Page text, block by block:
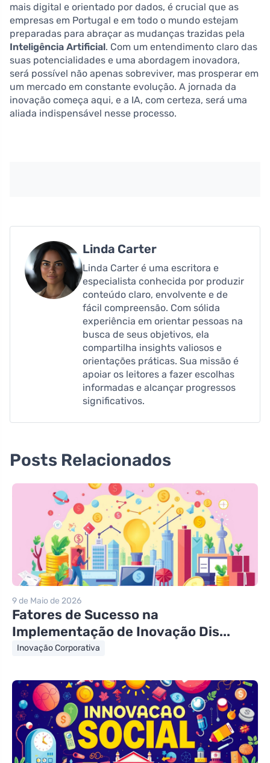
mais digital e orientado por dados, é crucial que as
empresas em Portugal e em todo o mundo estejam
preparadas para abraçar as mudanças trazidas pela
Inteligência Artificial. Com um entendimento claro das
suas potencialidades e uma abordagem inovadora,
será possível não apenas sobreviver, mas prosperar em
um mercado em constante evolução. A jornada da
inovação começa aqui, e a IA, com certeza, será uma
aliada indispensável nesse processo.
Linda Carter
Linda Carter é uma escritora e
especialista conhecida por produzir
conteúdo claro, envolvente e de
fácil compreensão. Com sólida
experiência em orientar pessoas na
busca de seus objetivos, ela
compartilha insights valiosos e
orientações práticas. Sua missão é
apoiar os leitores a fazer escolhas
informadas e alcançar progressos
significativos.
Posts Relacionados
9 de Maio de 2026
Fatores de Sucesso na
Implementação de Inovação Dis...
Inovação Corporativa